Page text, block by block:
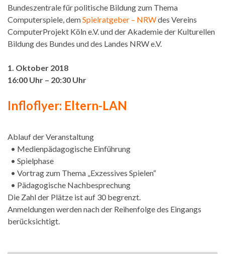
Bundeszentrale für politische Bildung zum Thema
Computerspiele, demSpielratgeber – NRWdes Vereins
ComputerProjekt Köln e.V. und der Akademie der Kulturellen
Bildung des Bundes und des Landes NRW e.V.
1. Oktober 2018
16:00 Uhr – 20:30 Uhr
Infloflyer: Eltern-LAN
Ablauf der Veranstaltung
• Medienpädagogische Einführung
• Spielphase
• Vortrag zum Thema „Exzessives Spielen“
• Pädagogische Nachbesprechung
Die Zahl der Plätze ist auf 30 begrenzt.
Anmeldungen werden nach der Reihenfolge des Eingangs
berücksichtigt.